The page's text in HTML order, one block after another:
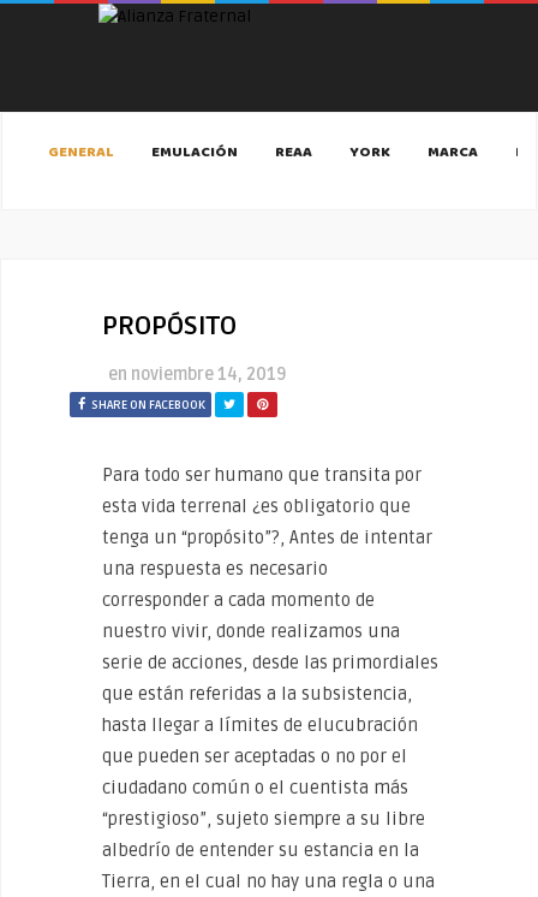
GENERAL EMULACIÓN REAA YORK MARCA
PROPÓSITO
en noviembre 14, 2019
SHARE ON FACEBOOK
Para todo ser humano que transita por
esta vida terrenal ¿es obligatorio que
tenga un “propósito”?, Antes de intentar
una respuesta es necesario
corresponder a cada momento de
nuestro vivir, donde realizamos una
serie de acciones, desde las primordiales
que están referidas a la subsistencia,
hasta llegar a límites de elucubración
que pueden ser aceptadas o no por el
ciudadano común o el cuentista más
“prestigioso”, sujeto siempre a su libre
albedrío de entender su estancia en la
Tierra, en el cual no hay una regla o una